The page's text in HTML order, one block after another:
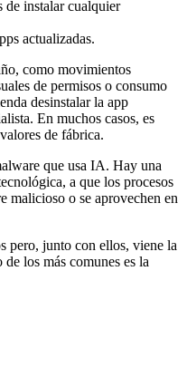
de instalar cualquier
actualizadas.
como movimientos
de permisos o consumo
desinstalar la app
En muchos casos, es
de fábrica.
que usa IA. Hay una
a que los procesos
malicioso o se aprovechen en
pero, junto con ellos, viene la
los más comunes es la